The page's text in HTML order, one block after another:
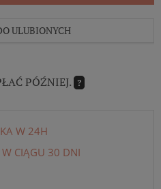
ULUBIONYCH
PÓŹNIEJ. ?
W 24H
CIĄGU 30 DNI